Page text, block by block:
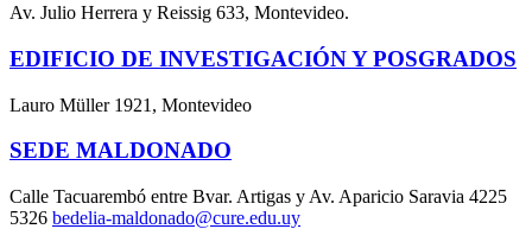
Av. Julio Herrera y Reissig 633, Montevideo.
EDIFICIO DE INVESTIGACIÓN Y POSGRADOS
Lauro Müller 1921, Montevideo
SEDE MALDONADO
Calle Tacuarembó entre Bvar. Artigas y Av. Aparicio Saravia 4225
5326 bedelia-maldonado@cure.edu.uy